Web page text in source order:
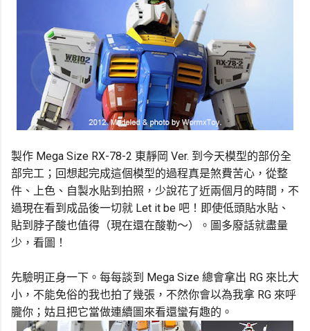
製作 Mega Size RX-78-2 東靜岡 Ver. 到今天模型的部份全
部完工；回想起完成這個模型的過程真是煞費苦心，從整
件、上色、自製水貼到拍照，少說花了近兩個月的時間，不
過現在看到成品後一切就 Let it be 吧！即使低頭貼水貼、
貼到脖子酸也值得（現在還在酸勒～）。圖多廢話就盡量
少，看圖！
先驗明正身一下。每每談到 Mega Size 總會拿出 RG 來比大
小，不能免俗的我也拍了幾張，不然你會以為我拿 RG 來呼
朧你；姑且把它當做連續圖來看還蠻有趣的。